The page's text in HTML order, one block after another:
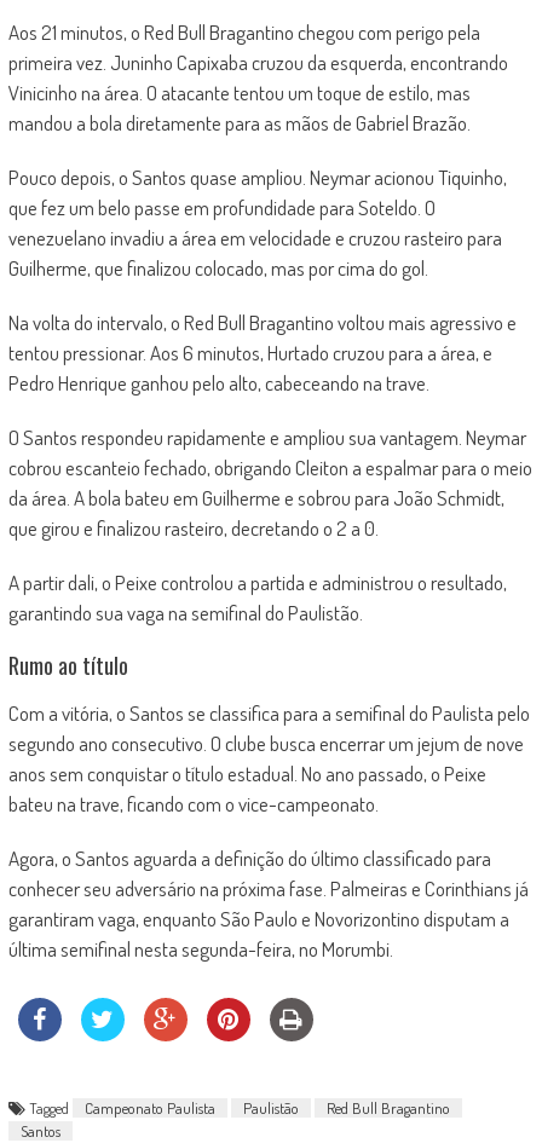
Aos 21 minutos, o Red Bull Bragantino chegou com perigo pela
primeira vez. Juninho Capixaba cruzou da esquerda, encontrando
Vinicinho na área. O atacante tentou um toque de estilo, mas
mandou a bola diretamente para as mãos de Gabriel Brazão.
Pouco depois, o Santos quase ampliou. Neymar acionou Tiquinho,
que fez um belo passe em profundidade para Soteldo. O
venezuelano invadiu a área em velocidade e cruzou rasteiro para
Guilherme, que finalizou colocado, mas por cima do gol.
Na volta do intervalo, o Red Bull Bragantino voltou mais agressivo e
tentou pressionar. Aos 6 minutos, Hurtado cruzou para a área, e
Pedro Henrique ganhou pelo alto, cabeceando na trave.
O Santos respondeu rapidamente e ampliou sua vantagem. Neymar
cobrou escanteio fechado, obrigando Cleiton a espalmar para o meio
da área. A bola bateu em Guilherme e sobrou para João Schmidt,
que girou e finalizou rasteiro, decretando o 2 a 0.
A partir dali, o Peixe controlou a partida e administrou o resultado,
garantindo sua vaga na semifinal do Paulistão.
Rumo ao título
Com a vitória, o Santos se classifica para a semifinal do Paulista pelo
segundo ano consecutivo. O clube busca encerrar um jejum de nove
anos sem conquistar o título estadual. No ano passado, o Peixe
bateu na trave, ficando com o vice-campeonato.
Agora, o Santos aguarda a definição do último classificado para
conhecer seu adversário na próxima fase. Palmeiras e Corinthians já
garantiram vaga, enquanto São Paulo e Novorizontino disputam a
última semifinal nesta segunda-feira, no Morumbi.
Tagged Campeonato Paulista Paulistão
Red Bull Bragantino
Santos